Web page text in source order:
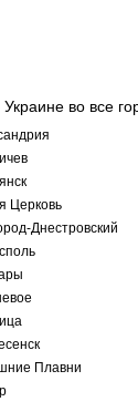
во все
Церковь
Днестровский
Плавни